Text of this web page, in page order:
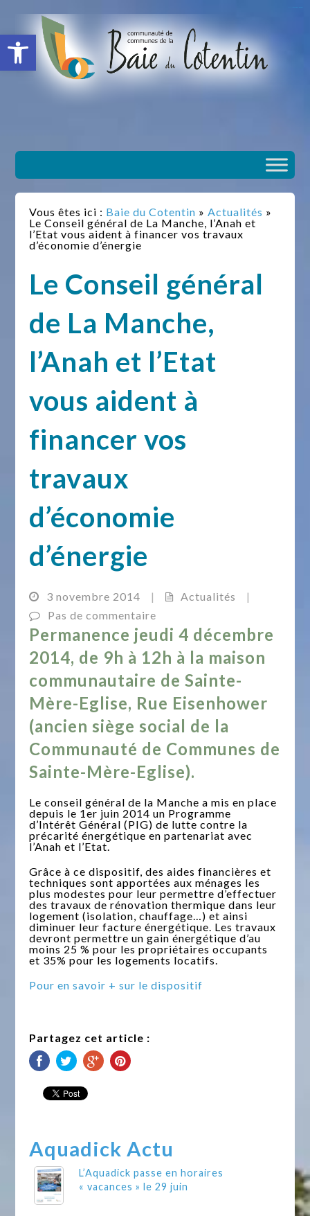
Ouvrir la barre d’outils
Vous êtes ici : Baie du Cotentin »Actualités »
Le Conseil général de La Manche, l’Anah et
l’Etat vous aident à financer vos travaux
d’économie d’énergie
Le Conseil général
de La Manche,
l’Anah et l’Etat
vous aident à
financer vos
travaux
d’économie
d’énergie
3 novembre 2014 | Actualités
|
Pas de commentaire
Permanence jeudi 4 décembre
2014, de 9h à 12h à la maison
communautaire de Sainte-
Mère-Eglise, Rue Eisenhower
(ancien siège social de la
Communauté de Communes de
Sainte-Mère-Eglise).
Le conseil général de la Manche a mis en place
depuis le 1er juin 2014 un Programme
d’Intérêt Général (PIG) de lutte contre la
précarité énergétique en partenariat avec
l’Anah et l’Etat.
Grâce à ce dispositif, des aides financières et
techniques sont apportées aux ménages les
plus modestes pour leur permettre d’effectuer
des travaux de rénovation thermique dans leur
logement (isolation, chauffage…) et ainsi
diminuer leur facture énergétique. Les travaux
devront permettre un gain énergétique d’au
moins 25 % pour les propriétaires occupants
et 35% pour les logements locatifs.
Pour en savoir + sur le dispositif
Partagez cet article :
Aquadick Actu
L’Aquadick passe en horaires
« vacances » le 29 juin